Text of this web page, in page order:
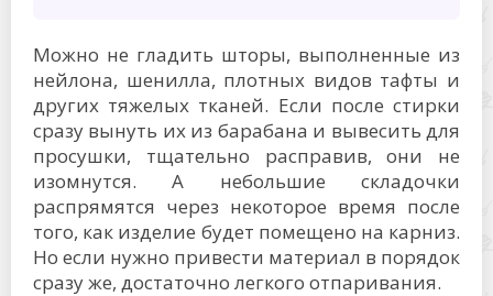
Можно не гладить шторы, выполненные из
нейлона, шенилла, плотных видов тафты и
других тяжелых тканей. Если после стирки
сразу вынуть их из барабана и вывесить для
просушки, тщательно расправив, они не
изомнутся. А небольшие складочки
распрямятся через некоторое время после
того, как изделие будет помещено на карниз.
Но если нужно привести материал в порядок
сразу же, достаточно легкого отпаривания.